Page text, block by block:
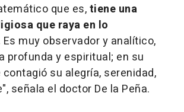
que es,tiene una
que raya en lo
Es muy observador y analítico,
profunda y espiritual; en su
su alegría, serenidad,
señala el doctor De la Peña.